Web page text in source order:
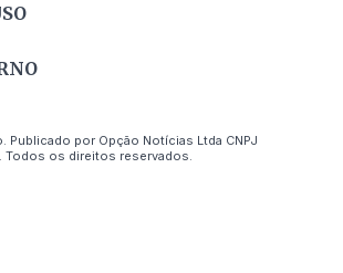
Publicado por Opção Notícias Ltda CNPJ
Todos os direitos reservados.